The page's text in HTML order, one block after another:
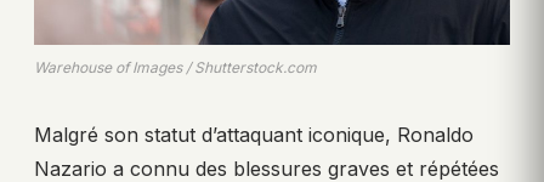
Warehouse of Images / Shutterstock.com
Malgré son statut d’attaquant iconique, Ronaldo
Nazario a connu des blessures graves et répétées